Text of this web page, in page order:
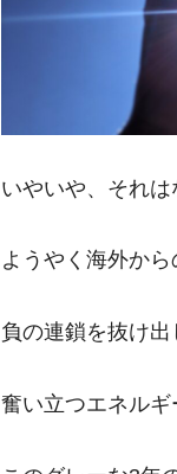
いやいや、それは
ようやく海外か
負の連鎖を抜け出
奮い立つエネルギ